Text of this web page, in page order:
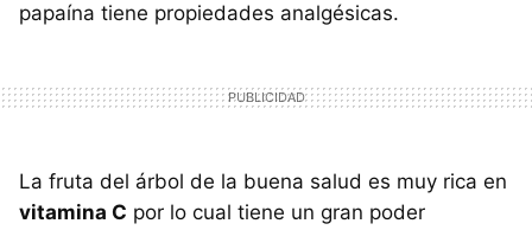
papaína tiene propiedades analgésicas.
La fruta del árbol de la buena salud es muy rica en
vitamina C por lo cual tiene un gran poder